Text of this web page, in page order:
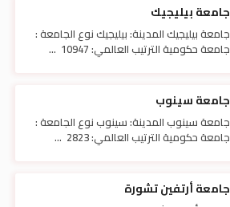
جامعة بيليجيك
جامعة بيليجيك المدينة: بيليجيك نوع الجامعة :
جامعة حكومية الترتيب العالمي: 10947 ...
جامعة سينوب
جامعة سينوب المدينة: سينوب نوع الجامعة :
جامعة حكومية الترتيب العالمي: 2823 ...
جامعة أرتفين تشورة